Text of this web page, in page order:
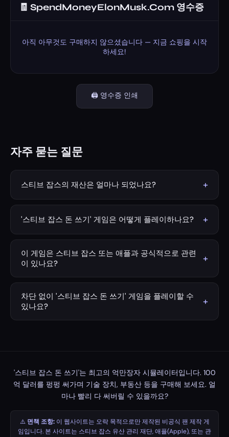
🧾 SpendMoneyElonMusk.Com 영수증
아직 아무것도 구매하지 않으셨습니다 — 지금 쇼핑을 시작
하세요!
🖨️ 영수증 인쇄
자주 묻는 질문
스티브 잡스의 재산은 얼마나 되었나요? +
스티브 잡스가 2011년에 세상을 떠났을 당시 그의 추정 순자
산은 약 100억 달러(USD)였습니다. 그의 재산 대부분은 애
에서 비롯되었습니다.
'스티브 잡스 돈 쓰기' 게임은 어떻게 플레이하나요? +
원하는 타이머를 설정하세요(기본값: 1분). 시작(Start) 버튼
을 누른 후 구매하고 싶은 상품의 Buy 버튼을 클릭하면 됩
니다. 구매할수록 스티브 잡스의 재산이 줄어드는 모습을
100억 달러를 모두 써버릴 수 있는지 도전해 보세요!
이 게임은 스티브 잡스 또는 애플과 공식적으로 관련
이 있나요?
+
아니요. 이 게임은 오직 재미를 위해 제작된 비공식 팬메이
드 게임입니다. 스티브 잡스 유산 관리 재단, 애플(Apple),
또는 관련된 어떠한 기관이나 단체와도 제휴, 관련, 또는 공
차단 없이 '스티브 잡스 돈 쓰기' 게임을 플레이할 수
있나요?
+
'스티브 잡스 돈 쓰기'는 최고의 억만장자 시뮬레이터입니다. 100
억 달러를 펑펑 써가며 기술 장치, 부동산 등을 구매해 보세요. 얼
마나 빨리 다 써버릴 수 있을까요?
⚠️ 면책 조항:이 웹사이트는 오락 목적으로만 제작된 비공식 팬 제작 게
임입니다. 본 사이트는 스티브 잡스 유산 관리 재단, 애플(Apple), 또는 관